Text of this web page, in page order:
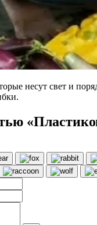
несут свет и